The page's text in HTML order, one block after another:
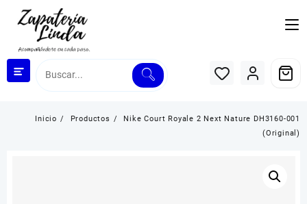
Inicio Productos
Nike Court Royale 2 Next Nature DH3160-001
(Original)